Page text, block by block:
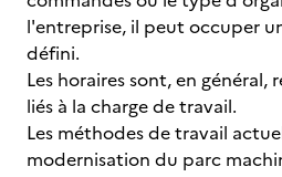
l'entreprise, il peut occuper
défini.
Les horaires sont, en général,
liés à la charge de travail.
Les méthodes de travail
modernisation du parc